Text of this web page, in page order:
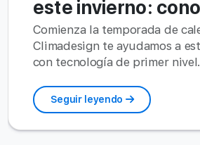
este invierno:
caldera Baxi Luna
Comienza la temporada de
Climadesign te ayudamos a
con tecnología de primer nivel. Una de las
es la caldera de condensación
Duo-tec E, pensada para
máximo confort con el menor
Seguir leyendo